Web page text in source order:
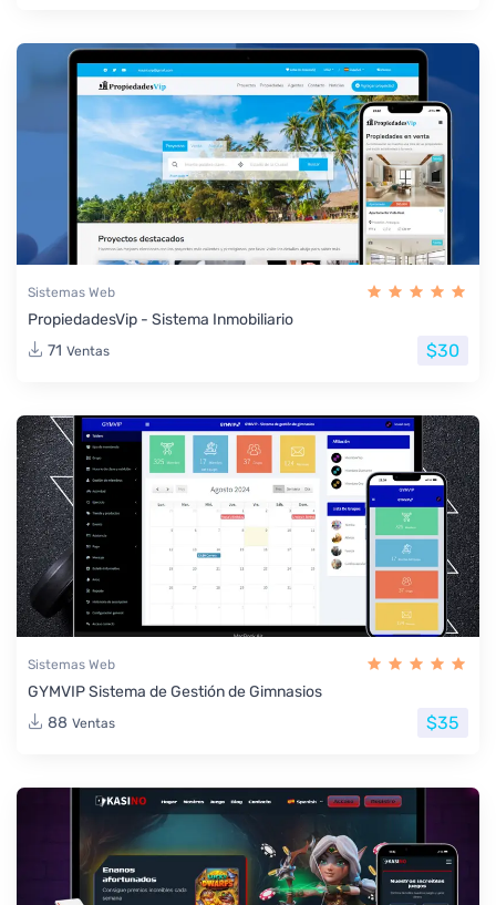
Sistemas Web
PropiedadesVip - Sistema Inmobiliario
71 Ventas $30
Sistemas Web
GYMVIP Sistema de Gestión de Gimnasios
88 Ventas $35